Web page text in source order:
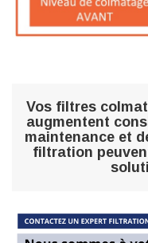
Vos filtres
augmentent
maintenance et
filtration